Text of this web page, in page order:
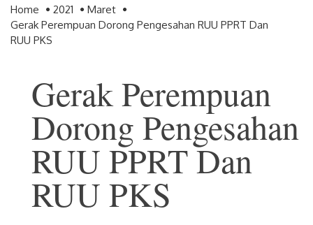
Home 2021
Maret
Gerak Perempuan Dorong Pengesahan RUU PPRT Dan
RUU PKS
Gerak Perempuan
Dorong Pengesahan
RUU PPRT Dan
RUU PKS